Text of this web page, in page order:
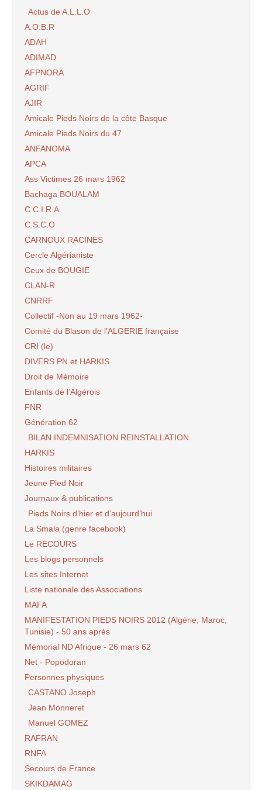
Actus de A.L.L.O
A.O.B.R
ADAH
ADIMAD
AFPNORA
AGRIF
AJIR
Amicale Pieds Noirs de la côte Basque
Amicale Pieds Noirs du 47
ANFANOMA
APCA
Ass Victimes 26 mars 1962
Bachaga BOUALAM
C.C.I.R.A.
C.S.C.O
CARNOUX RACINES
Cercle Algérianiste
Ceux de BOUGIE
CLAN-R
CNRRF
Collectif -Non au 19 mars 1962-
Comité du Blason de l’ALGERIE française
CRI (le)
DIVERS PN et HARKIS
Droit de Mémoire
Enfants de l’Algérois
FNR
Génération 62
BILAN INDEMNISATION REINSTALLATION
HARKIS
Histoires militaires
Jeune Pied Noir
Journaux & publications
Pieds Noirs d’hier et d’aujourd’hui
La Smala (genre facebook)
Le RECOURS
Les blogs personnels
Les sites Internet
Liste nationale des Associations
MAFA
MANIFESTATION PIEDS NOIRS 2012 (Algérie, Maroc,
Tunisie) - 50 ans après
Mémorial ND Afrique - 26 mars 62
Net - Popodoran
Personnes physiques
CASTANO Joseph
Jean Monneret
Manuel GOMEZ
RAFRAN
RNFA
Secours de France
SKIKDAMAG